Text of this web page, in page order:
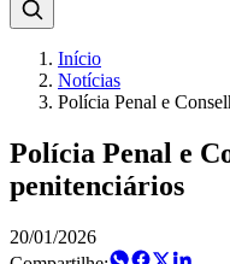
Início
Notícias
Polícia Penal e
Polícia Penal e
penitenciários
20/01/2026